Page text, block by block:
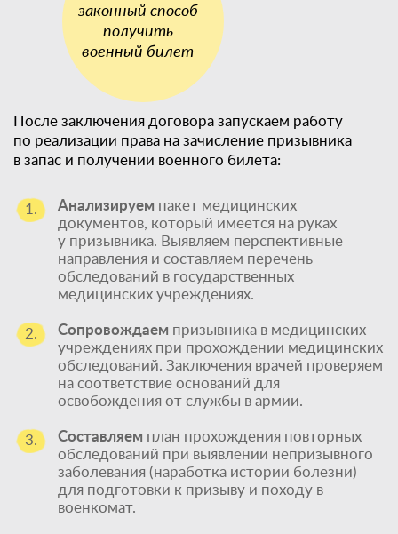
После заключения договора запускаем работу
по реализации права на зачисление призывника
в запас и получении военного билета:
1. Анализируем пакет медицинских
документов, который имеется на руках
у призывника. Выявляем перспективные
направления и составляем перечень
обследований в государственных
медицинских учреждениях.
2. Сопровождаем призывника в медицинских
учреждениях при прохождении медицинских
обследований. Заключения врачей проверяем
на соответствие оснований для
освобождения от службы в армии.
3. Составляем план прохождения повторных
обследований при выявлении непризывного
заболевания (наработка истории болезни)
для подготовки к призыву и походу в
военкомат.